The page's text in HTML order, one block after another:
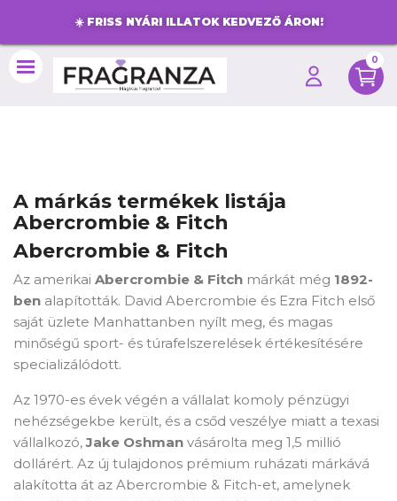
☀️ FRISS NYÁRI ILLATOK KEDVEZŐ ÁRON!
0
A márkás termékek listája
Abercrombie & Fitch
Abercrombie & Fitch
Az amerikai Abercrombie & Fitch márkát még 1892-
ben alapították. David Abercrombie és Ezra Fitch első
saját üzlete Manhattanben nyílt meg, és magas
minőségű sport- és túrafelszerelések értékesítésére
specializálódott.
Az 1970-es évek végén a vállalat komoly pénzügyi
nehézségekbe került, és a csőd veszélye miatt a texasi
vállalkozó,Jake Oshman vásárolta meg 1,5 millió
dollárért. Az új tulajdonos prémium ruházati márkává
alakította át az Abercrombie & Fitch-et, amelynek